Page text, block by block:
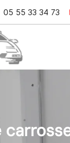
05 55 33 34 73